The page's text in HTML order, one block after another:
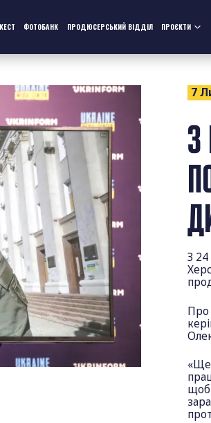
ФОТОБАНК ПРОДЮСЕРСЬКИЙ ВІДДІЛ ПРОЄКТИ
7
З
З
Про
«Ще
щоб